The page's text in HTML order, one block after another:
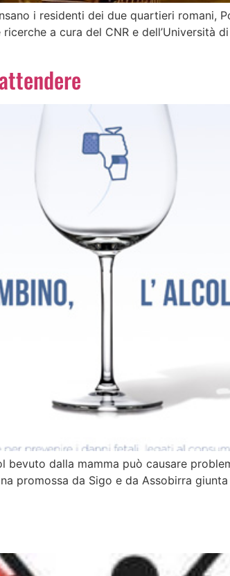
i residenti dei due quartieri romani,
a cura del CNR e dell’Università
bevuto dalla mamma può causare
promossa da Sigo e da Assobirra